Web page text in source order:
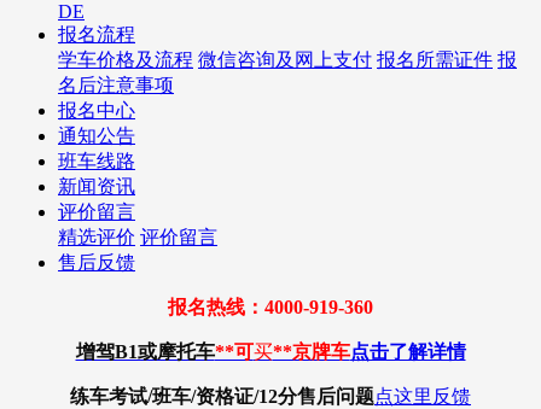
DE
报名流程
学车价格及流程 微信咨询及网上支付 报名所需证件 报
名后注意事项
报名中心
通知公告
班车线路
新闻资讯
评价留言
精选评价 评价留言
售后反馈
报名热线：4000-919-360
增驾B1或摩托车**可买**京牌车点击了解详情
练车考试/班车/资格证/12分售后问题点这里反馈